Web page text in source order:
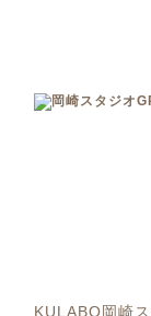
KULABO岡崎